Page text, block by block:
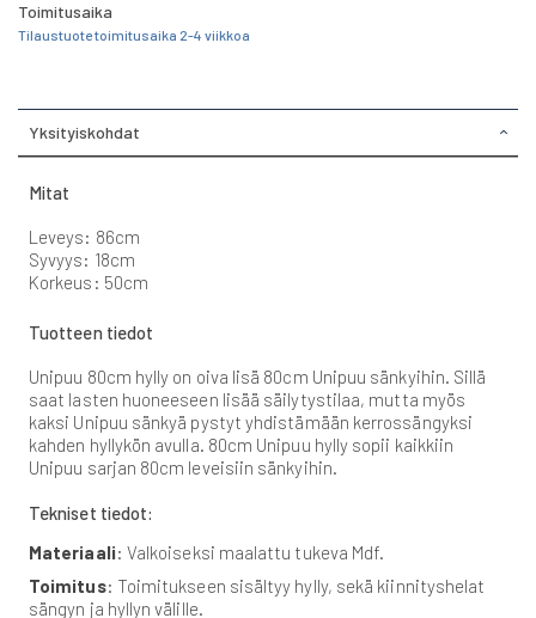
Toimitusaika
Tilaustuote toimitusaika 2-4 viikkoa
Yksityiskohdat
Mitat
Leveys: 86cm
Syvyys: 18cm
Korkeus: 50cm
Tuotteen tiedot
Unipuu 80cm hylly on oiva lisä 80cm Unipuu sänkyihin. Sillä
saat lasten huoneeseen lisää säilytystilaa, mutta myös
kaksi Unipuu sänkyä pystyt yhdistämään kerrossängyksi
kahden hyllykön avulla. 80cm Unipuu hylly sopii kaikkiin
Unipuu sarjan 80cm leveisiin sänkyihin.
Tekniset tiedot:
Materiaali: Valkoiseksi maalattu tukeva Mdf.
Toimitus: Toimitukseen sisältyy hylly, sekä kiinnityshelat
sängyn ja hyllyn välille.